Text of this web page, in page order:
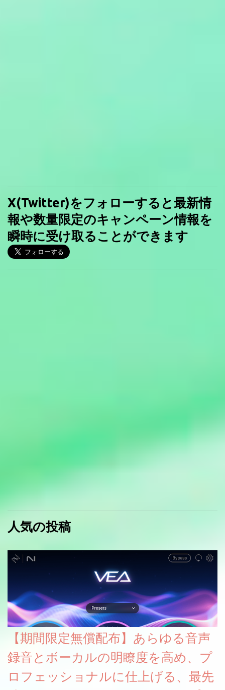
X(Twitter)をフォローすると最新情
報や数量限定のキャンペーン情報を
瞬時に受け取ることができます
人気の投稿
【期間限定無償配布】あらゆる音声
録音とボーカルの明瞭度を高め、プ
ロフェッショナルに仕上げる、最先